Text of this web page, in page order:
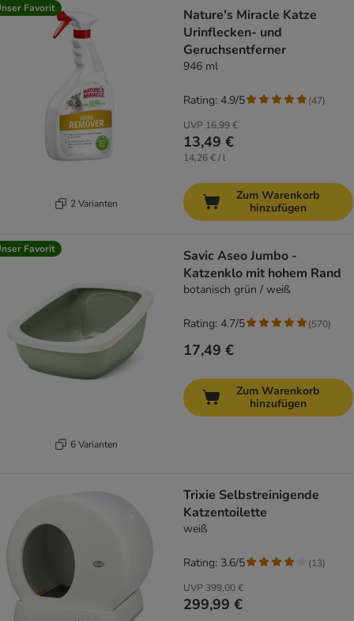
Favorit
2 Varianten
Nature's Miracle Katze
Urinflecken- und
Geruchsentferner
946 ml
UVP 16,99 €
13,49 €
14,26 € / l
Rating: 4.9/5 (47)
Zum Warenkorb
hinzufügen
Favorit
6 Varianten
Savic Aseo Jumbo -
Katzenklo mit hohem Rand
botanisch grün / weiß
17,49 €
Rating: 4.7/5 (570)
Zum Warenkorb
hinzufügen
Trixie Selbstreinigende
Katzentoilette
weiß
UVP 399,00 €
299,99 €
Rating: 3.6/5 (13)